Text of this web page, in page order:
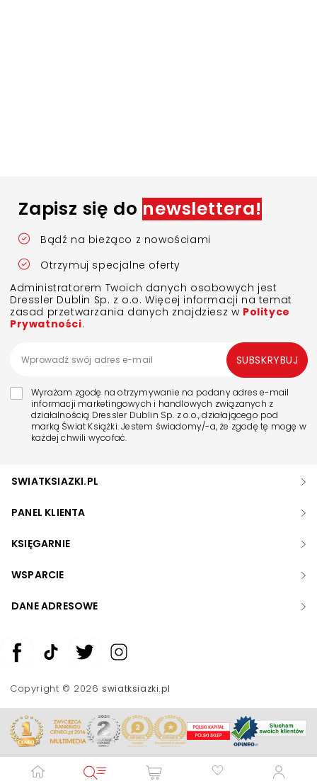
Zapisz się do newslettera!
Bądź na bieżąco z nowościami
Otrzymuj specjalne oferty
Administratorem Twoich danych osobowych jest
Dressler Dublin Sp. z o.o. Więcej informacji na temat
zasad przetwarzania danych znajdziesz w Polityce
Prywatności.
Wyrażam zgodę na otrzymywanie na podany adres e-mail
informacji marketingowych i handlowych związanych z
działalnością Dressler Dublin Sp. z o.o., działającego pod
marką Świat Książki. Jestem świadomy/-a, że zgodę tę mogę w
każdej chwili wycofać.
SUBSKRYBUJ
SWIATKSIAZKI.PL
PANEL KLIENTA
KSIĘGARNIE
WSPARCIE
DANE ADRESOWE
Copyright © 2026swiatksiazki.pl
Zwiększ rozmiar czcionki
Skala szarości